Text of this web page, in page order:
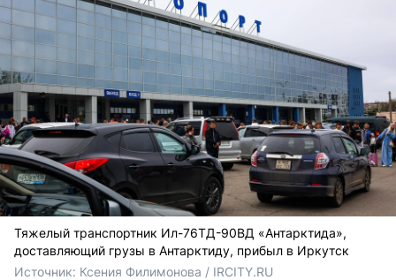
Тяжелый транспортник Ил-76ТД-90ВД «Антарктида»,
доставляющий грузы в Антарктиду, прибыл в Иркутск
Источник: Ксения Филимонова / IRCITY.RU